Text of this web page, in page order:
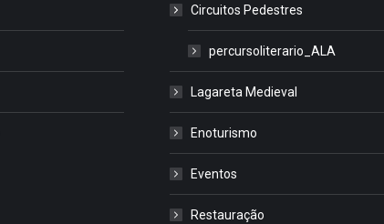
Circuitos Pedestres
percursoliterario_ALA
Lagareta Medieval
Enoturismo
Eventos
Restauração